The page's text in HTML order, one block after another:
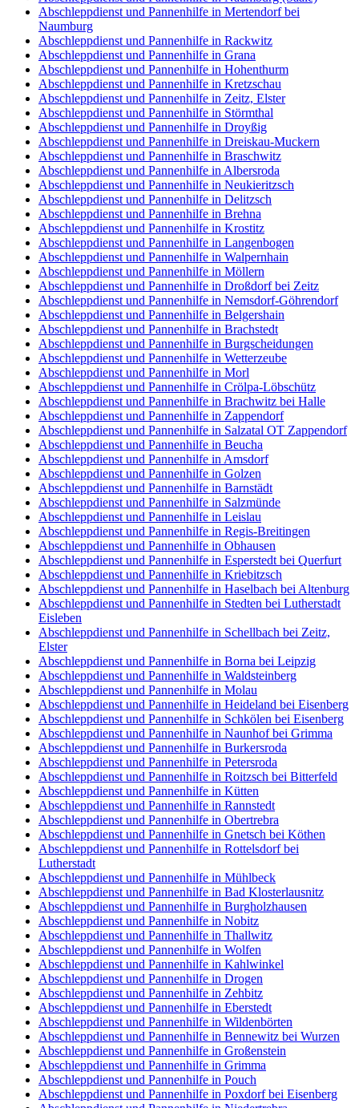
Abschleppdienst und Pannenhilfe in Mertendorf bei
Naumburg
Abschleppdienst und Pannenhilfe in Rackwitz
Abschleppdienst und Pannenhilfe in Grana
Abschleppdienst und Pannenhilfe in Hohenthurm
Abschleppdienst und Pannenhilfe in Kretzschau
Abschleppdienst und Pannenhilfe in Zeitz, Elster
Abschleppdienst und Pannenhilfe in Störmthal
Abschleppdienst und Pannenhilfe in Droyßig
Abschleppdienst und Pannenhilfe in Dreiskau-Muckern
Abschleppdienst und Pannenhilfe in Braschwitz
Abschleppdienst und Pannenhilfe in Albersroda
Abschleppdienst und Pannenhilfe in Neukieritzsch
Abschleppdienst und Pannenhilfe in Delitzsch
Abschleppdienst und Pannenhilfe in Brehna
Abschleppdienst und Pannenhilfe in Krostitz
Abschleppdienst und Pannenhilfe in Langenbogen
Abschleppdienst und Pannenhilfe in Walpernhain
Abschleppdienst und Pannenhilfe in Möllern
Abschleppdienst und Pannenhilfe in Droßdorf bei Zeitz
Abschleppdienst und Pannenhilfe in Nemsdorf-Göhrendorf
Abschleppdienst und Pannenhilfe in Belgershain
Abschleppdienst und Pannenhilfe in Brachstedt
Abschleppdienst und Pannenhilfe in Burgscheidungen
Abschleppdienst und Pannenhilfe in Wetterzeube
Abschleppdienst und Pannenhilfe in Morl
Abschleppdienst und Pannenhilfe in Crölpa-Löbschütz
Abschleppdienst und Pannenhilfe in Brachwitz bei Halle
Abschleppdienst und Pannenhilfe in Zappendorf
Abschleppdienst und Pannenhilfe in Salzatal OT Zappendorf
Abschleppdienst und Pannenhilfe in Beucha
Abschleppdienst und Pannenhilfe in Amsdorf
Abschleppdienst und Pannenhilfe in Golzen
Abschleppdienst und Pannenhilfe in Barnstädt
Abschleppdienst und Pannenhilfe in Salzmünde
Abschleppdienst und Pannenhilfe in Leislau
Abschleppdienst und Pannenhilfe in Regis-Breitingen
Abschleppdienst und Pannenhilfe in Obhausen
Abschleppdienst und Pannenhilfe in Esperstedt bei Querfurt
Abschleppdienst und Pannenhilfe in Kriebitzsch
Abschleppdienst und Pannenhilfe in Haselbach bei Altenburg
Abschleppdienst und Pannenhilfe in Stedten bei Lutherstadt
Eisleben
Abschleppdienst und Pannenhilfe in Schellbach bei Zeitz,
Elster
Abschleppdienst und Pannenhilfe in Borna bei Leipzig
Abschleppdienst und Pannenhilfe in Waldsteinberg
Abschleppdienst und Pannenhilfe in Molau
Abschleppdienst und Pannenhilfe in Heideland bei Eisenberg
Abschleppdienst und Pannenhilfe in Schkölen bei Eisenberg
Abschleppdienst und Pannenhilfe in Naunhof bei Grimma
Abschleppdienst und Pannenhilfe in Burkersroda
Abschleppdienst und Pannenhilfe in Petersroda
Abschleppdienst und Pannenhilfe in Roitzsch bei Bitterfeld
Abschleppdienst und Pannenhilfe in Kütten
Abschleppdienst und Pannenhilfe in Rannstedt
Abschleppdienst und Pannenhilfe in Obertrebra
Abschleppdienst und Pannenhilfe in Gnetsch bei Köthen
Abschleppdienst und Pannenhilfe in Rottelsdorf bei
Lutherstadt
Abschleppdienst und Pannenhilfe in Mühlbeck
Abschleppdienst und Pannenhilfe in Bad Klosterlausnitz
Abschleppdienst und Pannenhilfe in Burgholzhausen
Abschleppdienst und Pannenhilfe in Nobitz
Abschleppdienst und Pannenhilfe in Thallwitz
Abschleppdienst und Pannenhilfe in Wolfen
Abschleppdienst und Pannenhilfe in Kahlwinkel
Abschleppdienst und Pannenhilfe in Drogen
Abschleppdienst und Pannenhilfe in Zehbitz
Abschleppdienst und Pannenhilfe in Eberstedt
Abschleppdienst und Pannenhilfe in Wildenbörten
Abschleppdienst und Pannenhilfe in Bennewitz bei Wurzen
Abschleppdienst und Pannenhilfe in Großenstein
Abschleppdienst und Pannenhilfe in Grimma
Abschleppdienst und Pannenhilfe in Pouch
Abschleppdienst und Pannenhilfe in Poxdorf bei Eisenberg